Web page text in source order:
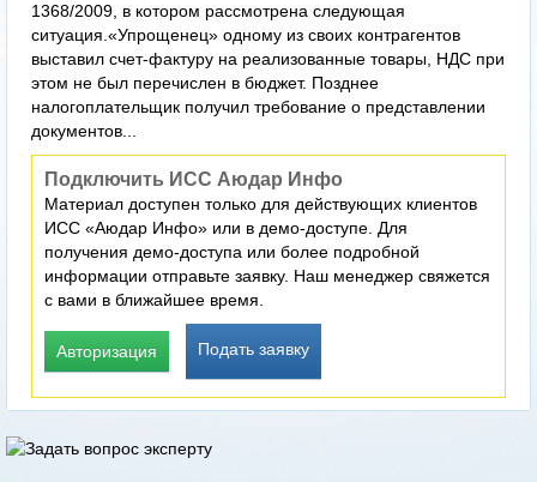
1368/2009, в котором рассмотрена следующая
ситуация.«Упрощенец» одному из своих контрагентов
выставил счет-фактуру на реализованные товары, НДС при
этом не был перечислен в бюджет. Позднее
налогоплательщик получил требование о представлении
документов...
Подключить ИСС Аюдар Инфо
Материал доступен только для действующих клиентов
ИСС «Аюдар Инфо» или в демо-доступе. Для
получения демо-доступа или более подробной
информации отправьте заявку. Наш менеджер свяжется
с вами в ближайшее время.
Авторизация Подать заявку